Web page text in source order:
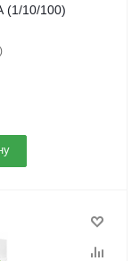
(1/10/100)